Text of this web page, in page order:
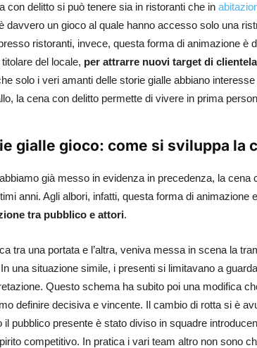
con delitto si può tenere sia in ristoranti che in
davvero un gioco al quale hanno accesso solo una
ristoranti, invece, questa forma di animazione è
del locale, per attrarre nuovi target di clientela
solo i veri amanti delle storie gialle abbiano
la cena con delitto permette di vivere in prima
gialle gioco: come si sviluppa la
già messo in evidenza in precedenza, la cena
anni. Agli albori, infatti, questa forma di animazione
tra pubblico e attori.
tra una portata e l’altra, veniva messa in scena la
una situazione simile, i presenti si limitavano a
Questo schema ha subito poi una modifica
definire decisiva e vincente. Il cambio di rotta si è
il pubblico presente è stato diviso in squadre
competitivo. In pratica i vari team altro non sono